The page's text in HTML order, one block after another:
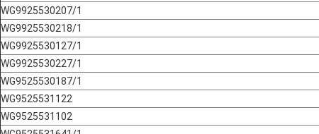
WG9925530207/1
WG9925530218/1
WG9925530127/1
WG9925530227/1
WG9525530187/1
WG9525531122
WG9525531102